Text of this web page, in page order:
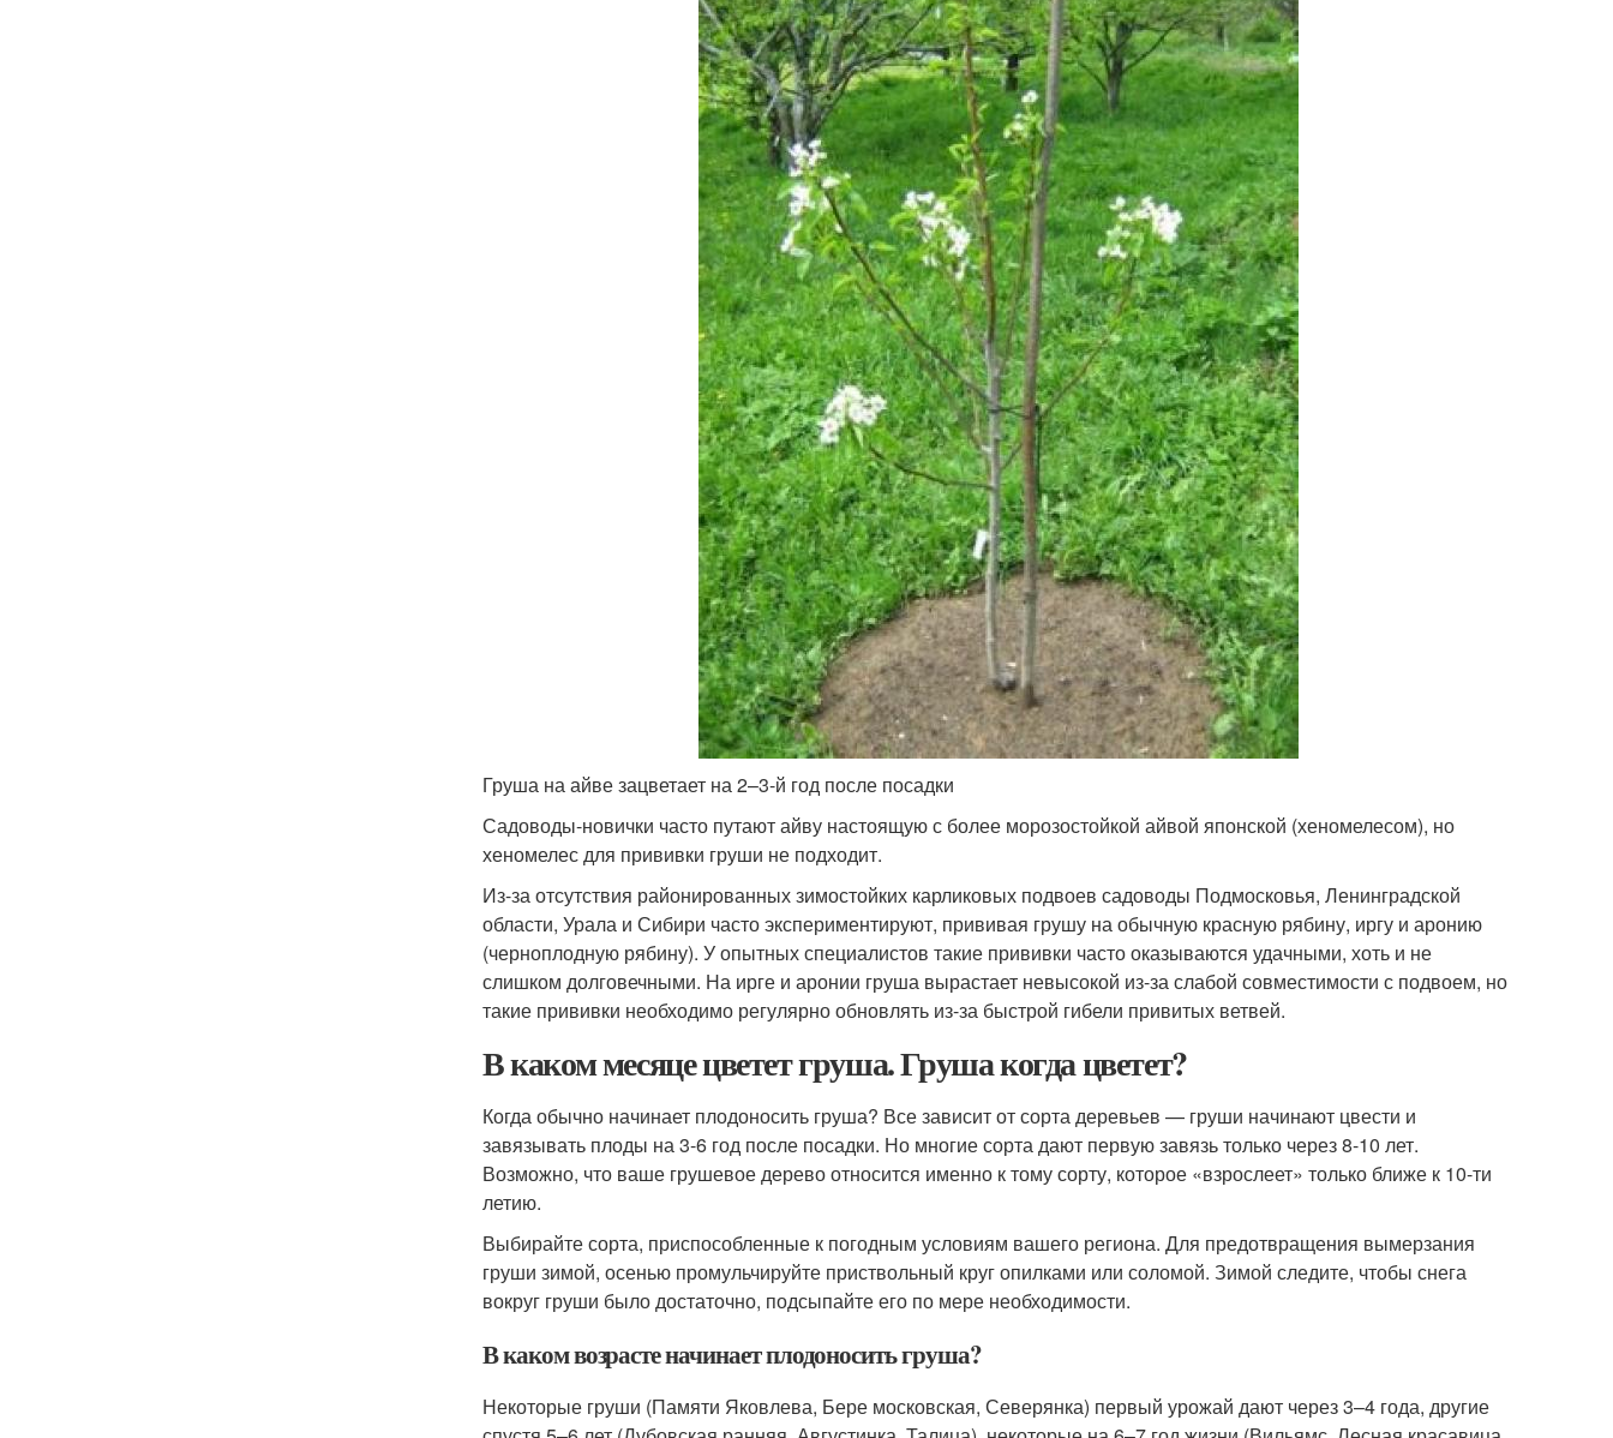
Груша на айве зацветает на 2–3-й год после посадки
Садоводы-новички часто путают айву настоящую с более морозостойкой айвой японской (хеномелесом), но
хеномелес для прививки груши не подходит.
Из-за отсутствия районированных зимостойких карликовых подвоев садоводы Подмосковья, Ленинградской
области, Урала и Сибири часто экспериментируют, прививая грушу на обычную красную рябину, иргу и аронию
(черноплодную рябину). У опытных специалистов такие прививки часто оказываются удачными, хоть и не
слишком долговечными. На ирге и аронии груша вырастает невысокой из-за слабой совместимости с подвоем, но
такие прививки необходимо регулярно обновлять из-за быстрой гибели привитых ветвей.
В каком месяце цветет груша. Груша когда цветет?
Когда обычно начинает плодоносить груша? Все зависит от сорта деревьев — груши начинают цвести и
завязывать плоды на 3-6 год после посадки. Но многие сорта дают первую завязь только через 8-10 лет.
Возможно, что ваше грушевое дерево относится именно к тому сорту, которое «взрослеет» только ближе к 10-ти
летию.
Выбирайте сорта, приспособленные к погодным условиям вашего региона. Для предотвращения вымерзания
груши зимой, осенью промульчируйте приствольный круг опилками или соломой. Зимой следите, чтобы снега
вокруг груши было достаточно, подсыпайте его по мере необходимости.
В каком возрасте начинает плодоносить груша?
Некоторые груши (Памяти Яковлева, Бере московская, Северянка) первый урожай дают через 3–4 года, другие